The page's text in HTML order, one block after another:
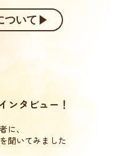
ついて
ンタビュー！
に、
聞いてみました